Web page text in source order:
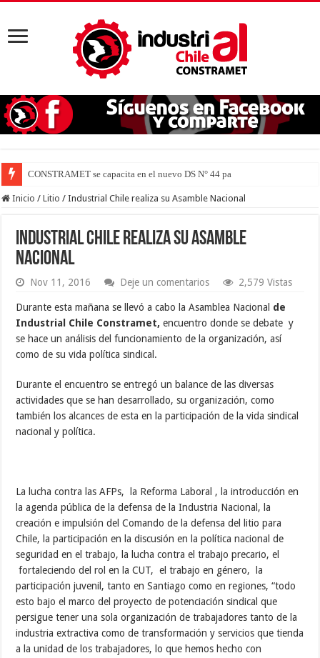
CONSTRAMET se capacita en el nuevo DS N° 44 para defender la vi
Inicio / Litio / Industrial Chile realiza su Asamble Nacional
Industrial Chile realiza su Asamble
Nacional
Nov 11, 2016 Deje un comentarios 2,579 Vistas
Durante esta mañana se llevó a cabo la Asamblea Nacional de
Industrial Chile Constramet,encuentro donde se debate y
se hace un análisis del funcionamiento de la organización, así
como de su vida política sindical.
Durante el encuentro se entregó un balance de las diversas
actividades que se han desarrollado, su organización, como
también los alcances de esta en la participación de la vida sindical
nacional y política.
La lucha contra las AFPs, la Reforma Laboral , la introducción en
la agenda pública de la defensa de la Industria Nacional, la
creación e impulsión del Comando de la defensa del litio para
Chile, la participación en la discusión en la política nacional de
seguridad en el trabajo, la lucha contra el trabajo precario, el
fortaleciendo del rol en la CUT, el trabajo en género, la
participación juvenil, tanto en Santiago como en regiones, “todo
esto bajo el marco del proyecto de potenciación sindical que
persigue tener una sola organización de trabajadores tanto de la
industria extractiva como de transformación y servicios que tienda
a la unidad de los trabajadores, lo que hemos hecho con